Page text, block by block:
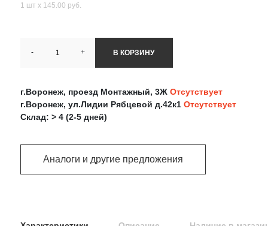
1 шт х 145.00 руб.
- + В КОРЗИНУ
г.Воронеж, проезд Монтажный, 3Ж Отсутствует
г.Воронеж, ул.Лидии Рябцевой д.42к1 Отсутствует
Склад: > 4 (2-5 дней)
Аналоги и другие предложения